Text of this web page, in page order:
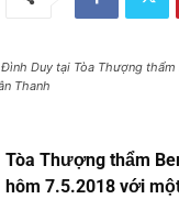
Đình Duy tại Tòa Thượng
Thanh
Tòa Thượng thẩm
hôm 7.5.2018 với